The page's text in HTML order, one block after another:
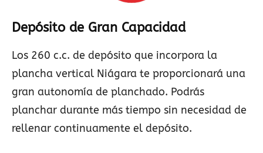
Depósito de Gran Capacidad
Los 260 c.c. de depósito que incorpora la
plancha vertical Niágara te proporcionará una
gran autonomía de planchado. Podrás
planchar durante más tiempo sin necesidad de
rellenar continuamente el depósito.